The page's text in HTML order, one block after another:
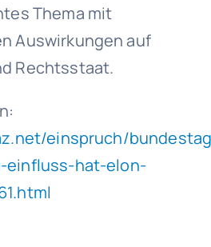
Thema mit
Auswirkungen auf
Rechtsstaat.
einspruch/
einfluss-hat-elon-